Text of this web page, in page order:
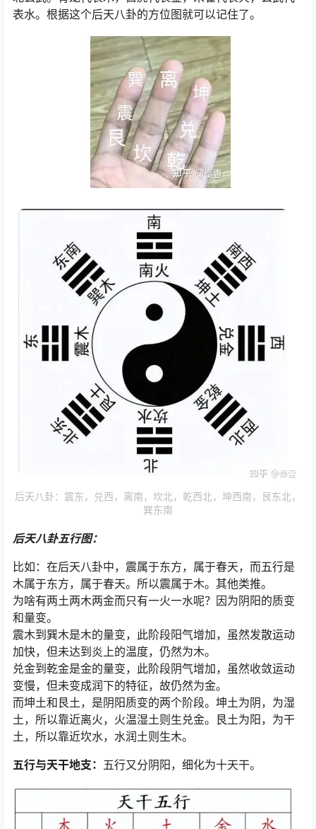
表水。根据这个后天八卦的方位图就可以记住了。
后天八卦：震东，兑西，离南，坎北，乾西北，坤西南，艮东北，
巽东南
后天八卦五行图：
比如：在后天八卦中，震属于东方，属于春天，而五行是
木属于东方，属于春天。所以震属于木。其他类推。
为啥有两土两木两金而只有一火一水呢？因为阴阳的质变
和量变。
震木到巽木是木的量变，此阶段阳气增加，虽然发散运动
加快，但未达到炎上的温度，仍然为木。
兑金到乾金是金的量变，此阶段阴气增加，虽然收敛运动
变慢，但未变成润下的特征，故仍然为金。
而坤土和艮土，是阴阳质变的两个阶段。坤土为阴，为湿
土，所以靠近离火，火温湿土则生兑金。艮土为阳，为干
土，所以靠近坎水，水润土则生木。
五行与天干地支： 五行又分阴阳，细化为十天干。